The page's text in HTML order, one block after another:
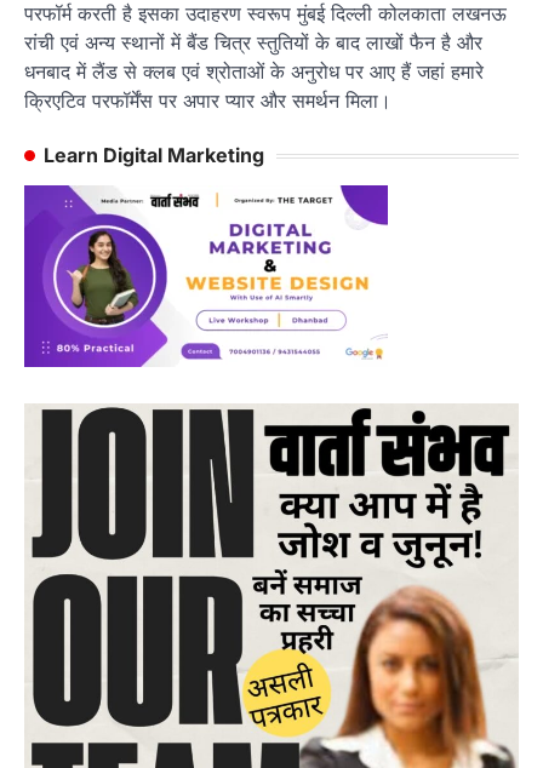
परफॉर्म करती है इसका उदाहरण स्वरूप मुंबई दिल्ली कोलकाता लखनऊ
रांची एवं अन्य स्थानों में बैंड चित्र स्तुतियों के बाद लाखों फैन है और
धनबाद में लैंड से क्लब एवं श्रोताओं के अनुरोध पर आए हैं जहां हमारे
क्रिएटिव परफॉर्मेंस पर अपार प्यार और समर्थन मिला।
Learn Digital Marketing